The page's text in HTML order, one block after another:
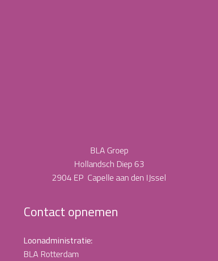
BLA Groep
Hollandsch Diep 63
2904 EP Capelle aan den IJssel
Contact opnemen
Loonadministratie:
BLA Rotterdam